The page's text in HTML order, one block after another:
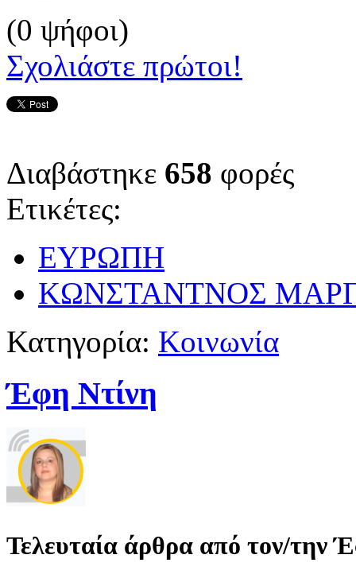
(0 ψήφοι)
Σχολιάστε πρώτοι!
Διαβάστηκε 658 φορές
Ετικέτες:
ΕΥΡΩΠΗ
ΚΩΝΣΤΑΝΤΝΟΣ
Κατηγορία: Κοινωνία
Έφη Ντίνη
Τελευταία άρθρα από τον/την